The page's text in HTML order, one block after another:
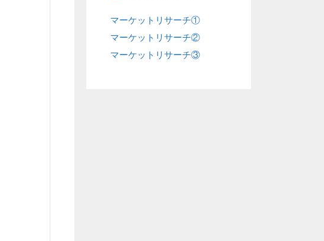
マーケットリサーチ①
マーケットリサーチ②
マーケットリサーチ③